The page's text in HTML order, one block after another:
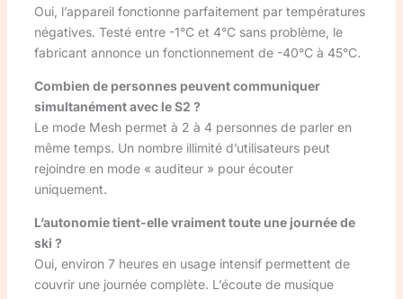
Oui, l’appareil fonctionne parfaitement par températures
négatives. Testé entre -1°C et 4°C sans problème, le
fabricant annonce un fonctionnement de -40°C à 45°C.
Combien de personnes peuvent communiquer
simultanément avec le S2 ?
Le mode Mesh permet à 2 à 4 personnes de parler en
même temps. Un nombre illimité d’utilisateurs peut
rejoindre en mode « auditeur » pour écouter
uniquement.
L’autonomie tient-elle vraiment toute une journée de
ski ?
Oui, environ 7 heures en usage intensif permettent de
couvrir une journée complète. L’écoute de musique